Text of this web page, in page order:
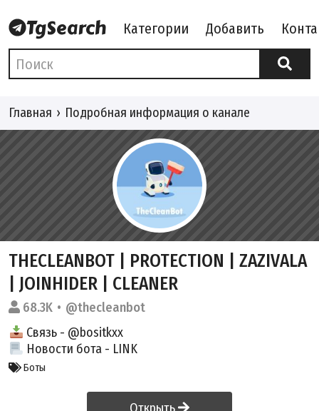
Категории Добавить
Главная Подробная информация о канале
THECLEANBOT | PROTECTION | ZAZIVALA
| JOINHIDER | CLEANER
68.3K
@thecleanbot
Связь - @bositkxx
Новости бота - LINK
Боты